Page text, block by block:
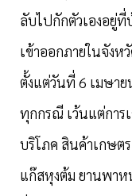
ลับไปกักตัวเองอยู่
เข้าออกภายในจังห
ตั้งแต่วันที่ 6 เมษา
ทุกกรณี เว้นแต่การ
บริโภค สินค้าเกษต
แก๊สหุงต้ม ยานพาห